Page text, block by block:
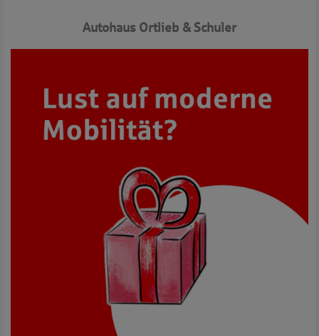
Autohaus Ortlieb & Schuler